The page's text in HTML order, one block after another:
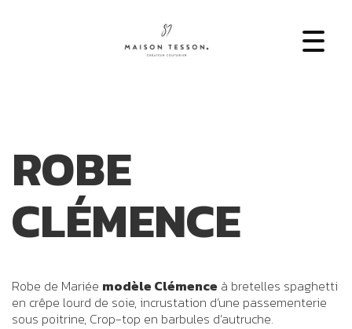
ROBE
CLÉMENCE
Robe de Mariée modèle Clémence à bretelles spaghetti
en crêpe lourd de soie, incrustation d’une passementerie
sous poitrine, Crop-top en barbules d’autruche.